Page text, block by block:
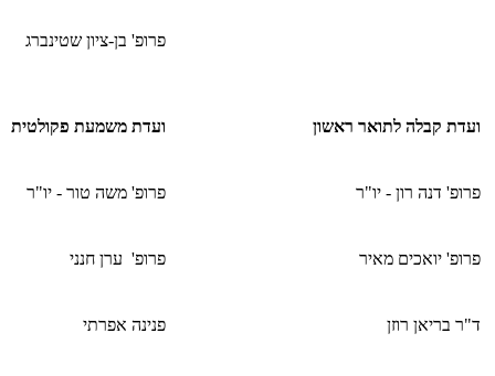
פרופ' בן-ציון שטינברג
ועדת קבלה לתואר ראשון ועדת משמעת פקולטית
פרופ' דנה רון - יו"ר פרופ' משה טור - יו"ר
פרופ' יואכים מאיר פרופ' ערן חנני
ד"ר בריאן רוזן פנינה אפרתי